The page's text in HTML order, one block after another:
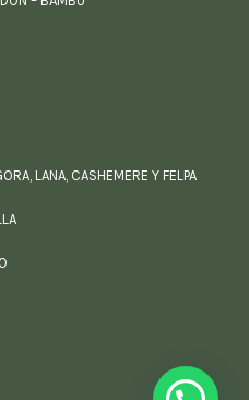
LANA, CASHEMERE Y FELPA